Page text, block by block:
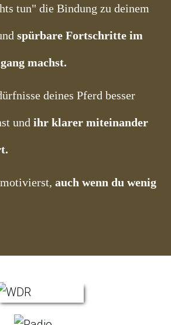
tun" die Bindung zu deinem
spürbare Fortschritte im
machst.
deines Pferd besser
und ihr klarer miteinander
auch wenn du wenig